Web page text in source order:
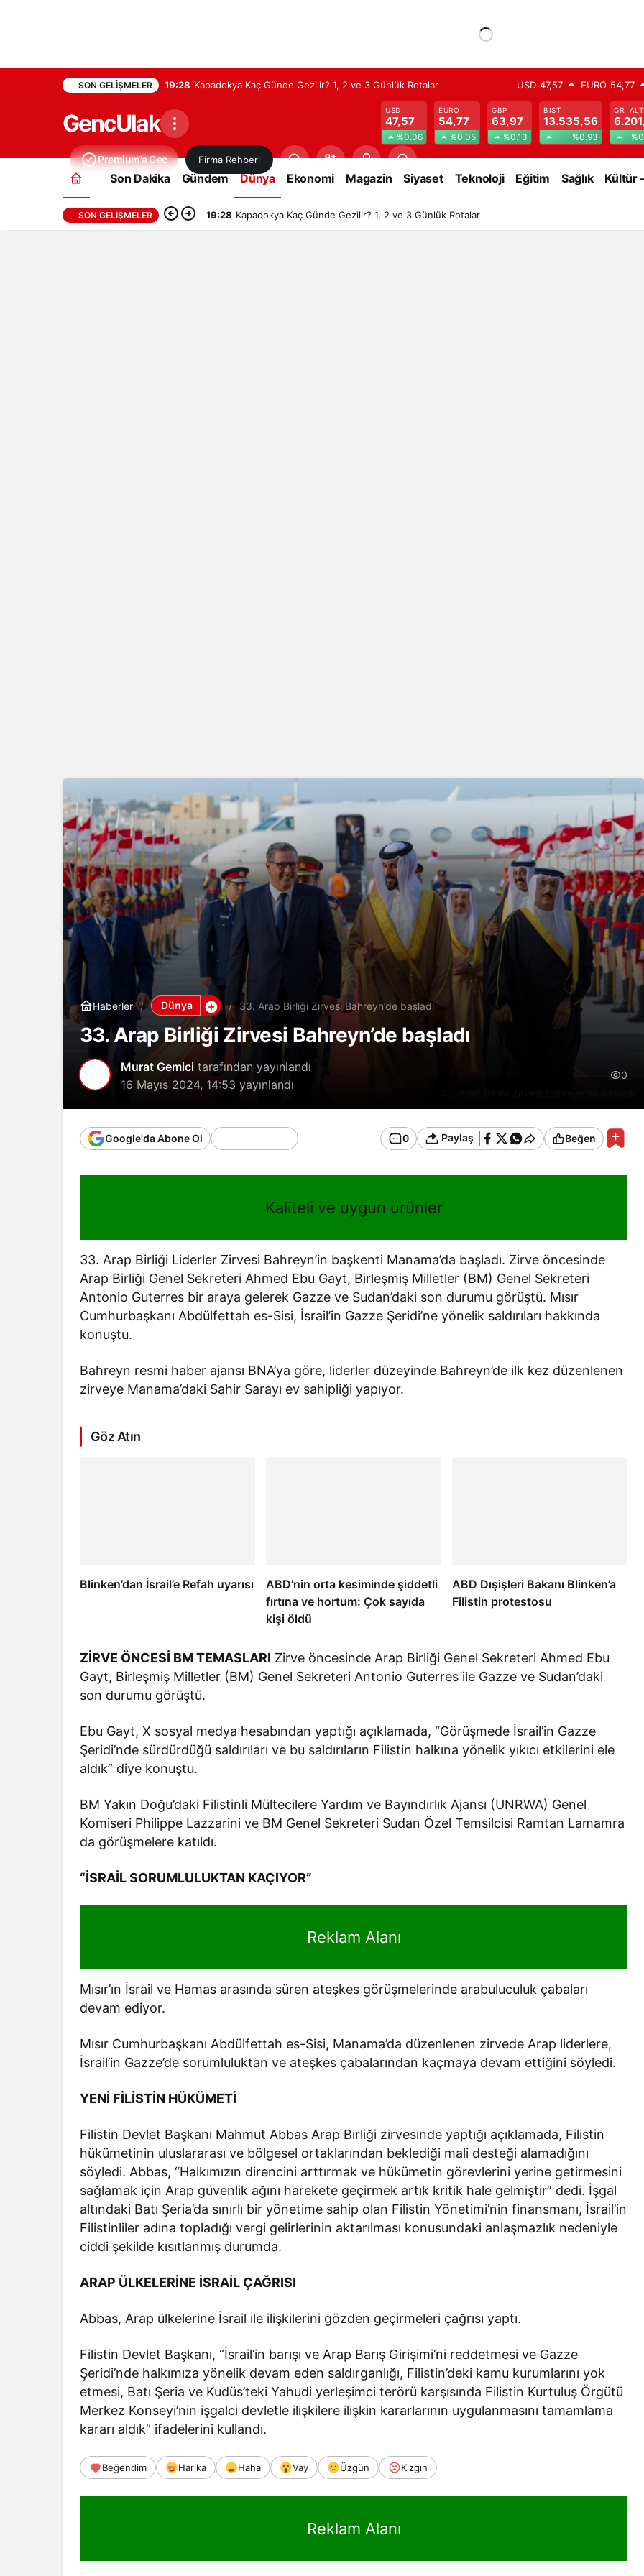
SON GELIŞMELER 19:28 Kapadokya Kaç Günde Gezilir? 1, 2 ve 3 Günlük Rotalar USD 47,57 EURO 54,77
GencUlak USD
47,57
%0.06
EURO
54,77
%0.05
GBP
63,97
%0.13
BIST
13.535,56
%0.93
GR.
Premium'a Geç Firma Rehberi
Son Dakika Gündem Dünya Ekonomi Magazin Siyaset Teknoloji Eğitim Sağlık Kültür
SON GELIŞMELER 19:28 Kapadokya Kaç Günde Gezilir? 1, 2 ve 3 Günlük Rotalar
Haberler Dünya 33. Arap Birliği Zirvesi Bahreyn’de başladı
33. Arap Birliği Zirvesi Bahreyn’de başladı
Murat Gemici tarafından yayınlandı
16 Mayıs 2024, 14:53 yayınlandı
0
Google'da Abone Ol 0 Paylaş Beğen
Kaliteli ve uygun urünler
33. Arap Birliği Liderler Zirvesi Bahreyn’in başkenti Manama’da başladı. Zirve öncesinde
Arap Birliği Genel Sekreteri Ahmed Ebu Gayt, Birleşmiş Milletler (BM) Genel Sekreteri
Antonio Guterres bir araya gelerek Gazze ve Sudan’daki son durumu görüştü. Mısır
Cumhurbaşkanı Abdülfettah es-Sisi, İsrail’in Gazze Şeridi’ne yönelik saldırıları hakkında
konuştu.
Bahreyn resmi haber ajansı BNA’ya göre, liderler düzeyinde Bahreyn’de ilk kez düzenlenen
zirveye Manama’daki Sahir Sarayı ev sahipliği yapıyor.
Göz Atın
Blinken’dan İsrail’e Refah uyarısı
ABD’nin orta kesiminde şiddetli
fırtına ve hortum: Çok sayıda
kişi öldü
ABD Dışişleri Bakanı Blinken’a
Filistin protestosu
ZİRVE ÖNCESİ BM TEMASLARI Zirve öncesinde Arap Birliği Genel Sekreteri Ahmed Ebu
Gayt, Birleşmiş Milletler (BM) Genel Sekreteri Antonio Guterres ile Gazze ve Sudan’daki
son durumu görüştü.
Ebu Gayt, X sosyal medya hesabından yaptığı açıklamada, “Görüşmede İsrail’in Gazze
Şeridi’nde sürdürdüğü saldırıları ve bu saldırıların Filistin halkına yönelik yıkıcı etkilerini ele
aldık” diye konuştu.
BM Yakın Doğu’daki Filistinli Mültecilere Yardım ve Bayındırlık Ajansı (UNRWA) Genel
Komiseri Philippe Lazzarini ve BM Genel Sekreteri Sudan Özel Temsilcisi Ramtan Lamamra
da görüşmelere katıldı.
“İSRAİL SORUMLULUKTAN KAÇIYOR”
Reklam Alanı
Mısır’ın İsrail ve Hamas arasında süren ateşkes görüşmelerinde arabuluculuk çabaları
devam ediyor.
Mısır Cumhurbaşkanı Abdülfettah es-Sisi, Manama’da düzenlenen zirvede Arap liderlere,
İsrail’in Gazze’de sorumluluktan ve ateşkes çabalarından kaçmaya devam ettiğini söyledi.
YENİ FİLİSTİN HÜKÜMETİ
Filistin Devlet Başkanı Mahmut Abbas Arap Birliği zirvesinde yaptığı açıklamada, Filistin
hükümetinin uluslararası ve bölgesel ortaklarından beklediği mali desteği alamadığını
söyledi. Abbas, “Halkımızın direncini arttırmak ve hükümetin görevlerini yerine getirmesini
sağlamak için Arap güvenlik ağını harekete geçirmek artık kritik hale gelmiştir” dedi. İşgal
altındaki Batı Şeria’da sınırlı bir yönetime sahip olan Filistin Yönetimi’nin finansmanı, İsrail’in
Filistinliler adına topladığı vergi gelirlerinin aktarılması konusundaki anlaşmazlık nedeniyle
ciddi şekilde kısıtlanmış durumda.
ARAP ÜLKELERİNE İSRAİL ÇAĞRISI
Abbas, Arap ülkelerine İsrail ile ilişkilerini gözden geçirmeleri çağrısı yaptı.
Filistin Devlet Başkanı, “İsrail’in barışı ve Arap Barış Girişimi’ni reddetmesi ve Gazze
Şeridi’nde halkımıza yönelik devam eden saldırganlığı, Filistin’deki kamu kurumlarını yok
etmesi, Batı Şeria ve Kudüs’teki Yahudi yerleşimci terörü karşısında Filistin Kurtuluş Örgütü
Merkez Konseyi’nin işgalci devletle ilişkilere ilişkin kararlarının uygulanmasını tamamlama
kararı aldık” ifadelerini kullandı.
Beğendim Harika Haha Vay Üzgün Kızgın
Reklam Alanı